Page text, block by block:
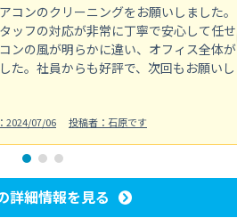
コンのクリーニングをお願いしました。
ッフの対応が非常に丁寧で安心して任せ
ンの風が明らかに違い、オフィス全体が
た。社員からも好評で、次回もお願いし
2024/07/06 投稿者：石原です
詳細情報を見る